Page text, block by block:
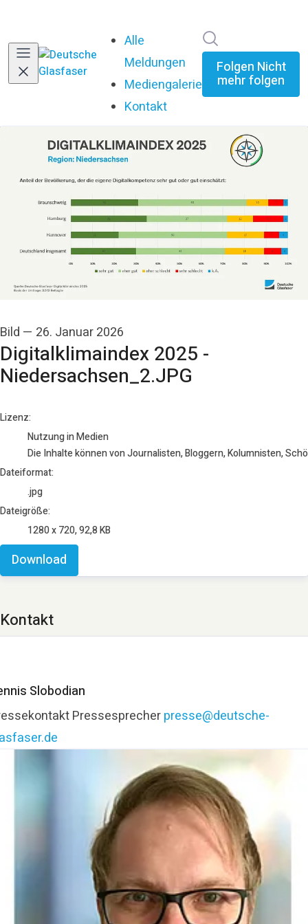
Alle
Meldungen
Mediengalerie
Kontakt
Folgen Nicht
mehr folgen
Bild — 26. Januar 2026
Digitalklimaindex 2025 -
Niedersachsen_2.JPG
go to media item
Lizenz:
Nutzung in Medien
Die Inhalte können von Journalisten, Bloggern, Kolumnisten,
Dateiformat:
.jpg
Dateigröße:
1280 x 720, 92,8 KB
Download
Kontakt
Slobodian
Pressesprecherpresse@deutsche-